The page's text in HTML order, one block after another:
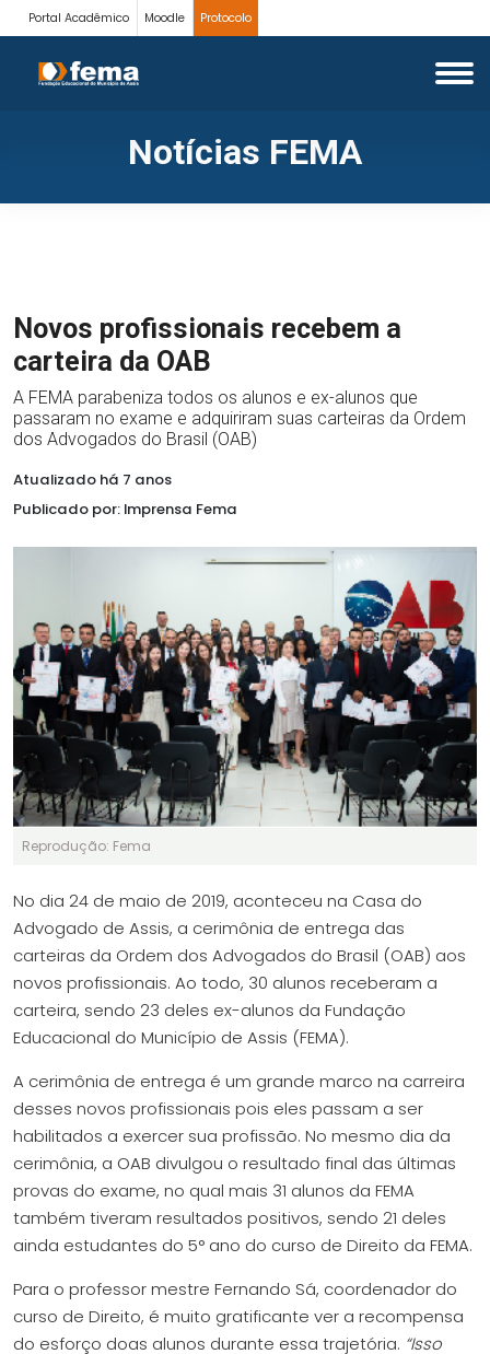
Portal Acadêmico Moodle Protocolo
Notícias FEMA
Novos profissionais recebem a
carteira da OAB
A FEMA parabeniza todos os alunos e ex-alunos que
passaram no exame e adquiriram suas carteiras da Ordem
dos Advogados do Brasil (OAB)
Atualizado há 7 anos
Publicado por: Imprensa Fema
Reprodução: Fema
No dia 24 de maio de 2019, aconteceu na Casa do
Advogado de Assis, a cerimônia de entrega das
carteiras da Ordem dos Advogados do Brasil (OAB) aos
novos profissionais. Ao todo, 30 alunos receberam a
carteira, sendo 23 deles ex-alunos da Fundação
Educacional do Município de Assis (FEMA).
A cerimônia de entrega é um grande marco na carreira
desses novos profissionais pois eles passam a ser
habilitados a exercer sua profissão. No mesmo dia da
cerimônia, a OAB divulgou o resultado final das últimas
provas do exame, no qual mais 31 alunos da FEMA
também tiveram resultados positivos, sendo 21 deles
ainda estudantes do 5° ano do curso de Direito da FEMA.
Para o professor mestre Fernando Sá, coordenador do
curso de Direito, é muito gratificante ver a recompensa
do esforço doas alunos durante essa trajetória. “Isso